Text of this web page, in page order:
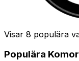
Visar 8 populära
Populära